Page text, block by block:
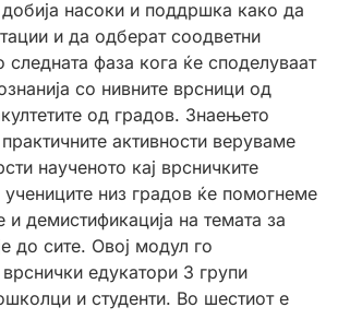
насоки и поддршка како да
и да одберат соодветни
следната фаза кога ќе споделуваат
со нивните врсници од
од градов. Знаењето
активности веруваме
наученото кај врсничките
учениците низ градов ќе помогнеме
демистификација на темата за
до сите. Овој модул го
едукатори 3 групи
и студенти. Во шестиот е